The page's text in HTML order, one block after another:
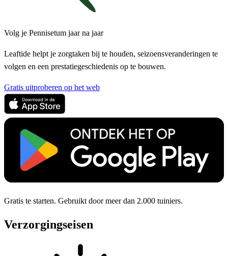
Volg je Pennisetum jaar na jaar
Leaftide helpt je zorgtaken bij te houden, seizoensveranderingen te
volgen en een prestatiegeschiedenis op te bouwen.
Gratis uitproberen op het web
Gratis te starten. Gebruikt door meer dan 2.000 tuiniers.
Verzorgingseisen